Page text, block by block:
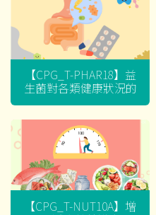
【CPG_T-PHAR18】益
生菌對各類健康狀況的
迷思
【CPG_T-NUT10A】增